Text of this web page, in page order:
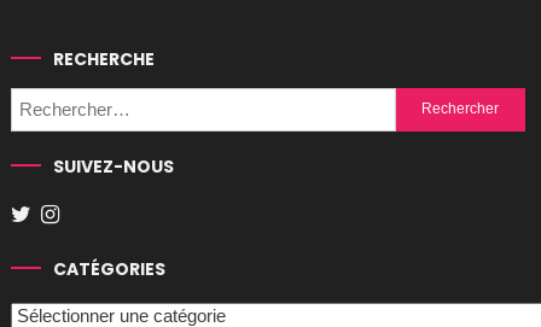
RECHERCHE
Rechercher :
SUIVEZ-NOUS
CATÉGORIES
Catégories